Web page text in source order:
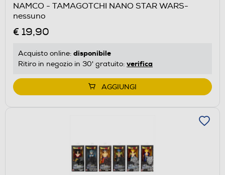
NAMCO - TAMAGOTCHI NANO STAR WARS-
nessuno
€ 19,90
Acquisto online: disponibile
Ritiro in negozio in 30' gratuito: verifica
AGGIUNGI